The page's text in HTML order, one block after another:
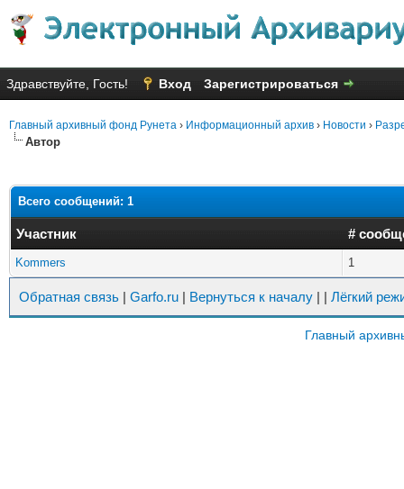
Здравствуйте, Гость! Вход Зарегистрироваться
Главный архивный фонд Рунета › Информационный архив › Новости ›
Автор
Всего сообщений: 1
Участник #
Kommers 1
Обратная связь | Garfo.ru | Вернуться к началу | | Лёгкий
Главный